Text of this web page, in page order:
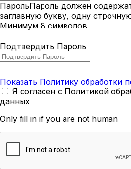
ПарольПароль должен
заглавную букву, одну
Минимум 8 символов
Подтвердить Пароль
Показать Политику обработки
Я согласен с Политикой
данных
Only fill in if you are not human